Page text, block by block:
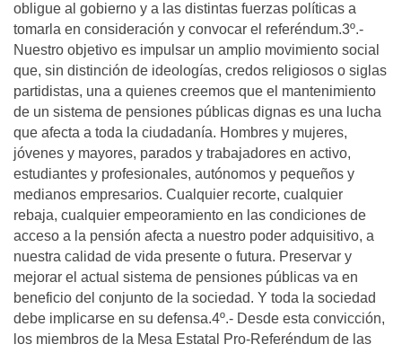
obligue al gobierno y a las distintas fuerzas políticas a
tomarla en consideración y convocar el referéndum.3º.-
Nuestro objetivo es impulsar un amplio movimiento social
que, sin distinción de ideologías, credos religiosos o siglas
partidistas, una a quienes creemos que el mantenimiento
de un sistema de pensiones públicas dignas es una lucha
que afecta a toda la ciudadanía. Hombres y mujeres,
jóvenes y mayores, parados y trabajadores en activo,
estudiantes y profesionales, autónomos y pequeños y
medianos empresarios. Cualquier recorte, cualquier
rebaja, cualquier empeoramiento en las condiciones de
acceso a la pensión afecta a nuestro poder adquisitivo, a
nuestra calidad de vida presente o futura. Preservar y
mejorar el actual sistema de pensiones públicas va en
beneficio del conjunto de la sociedad. Y toda la sociedad
debe implicarse en su defensa.4º.- Desde esta convicción,
los miembros de la Mesa Estatal Pro-Referéndum de las